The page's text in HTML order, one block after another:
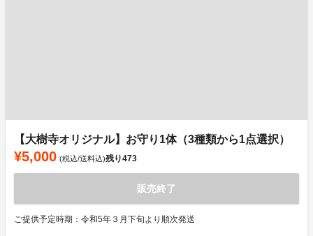
【大樹寺オリジナル】お守り1体（3種類から1点選択）
¥5,000 (税込/送料込)残り473
販売終了
ご提供予定時期：令和5年３月下旬より順次発送